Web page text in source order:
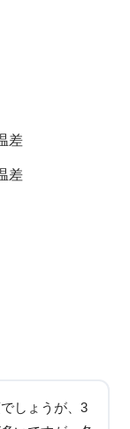
差
差
しょうが、3